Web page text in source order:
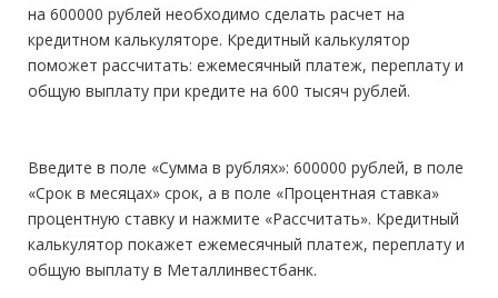
на 600000 рублей необходимо сделать расчет на
кредитном калькуляторе. Кредитный калькулятор
поможет рассчитать: ежемесячный платеж, переплату и
общую выплату при кредите на 600 тысяч рублей.
Введите в поле «Сумма в рублях»: 600000 рублей, в поле
«Срок в месяцах» срок, а в поле «Процентная ставка»
процентную ставку и нажмите «Рассчитать». Кредитный
калькулятор покажет ежемесячный платеж, переплату и
общую выплату в Металлинвестбанк.